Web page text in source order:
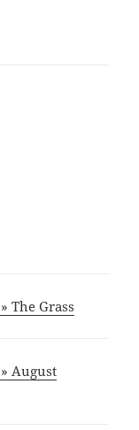
The Grass
August